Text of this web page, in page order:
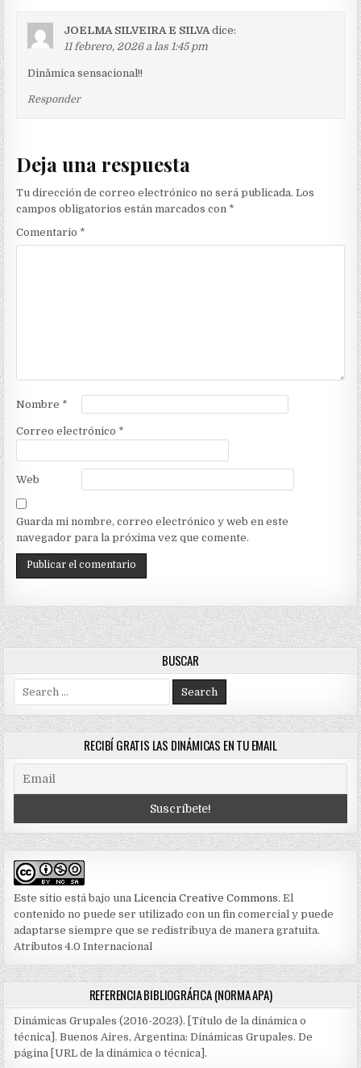
JOELMA SILVEIRA E SILVA dice:
11 febrero, 2026 a las 1:45 pm
Dinâmica sensacional!!
Responder
Deja una respuesta
Tu dirección de correo electrónico no será publicada. Los
campos obligatorios están marcados con *
Comentario *
Nombre *
Correo electrónico *
Web
Guarda mi nombre, correo electrónico y web en este
navegador para la próxima vez que comente.
BUSCAR
for:
RECIBÍ GRATIS LAS DINÁMICAS EN TU EMAIL
Este sitio está bajo unaLicencia Creative Commons. El
contenido no puede ser utilizado con un fin comercial y puede
adaptarse siempre que se redistribuya de manera gratuita.
Atributos 4.0 Internacional
REFERENCIA BIBLIOGRÁFICA (NORMA APA)
Dinámicas Grupales (2016-2023). [Título de la dinámica o
técnica]. Buenos Aires, Argentina: Dinámicas Grupales. De
página [URL de la dinámica o técnica].